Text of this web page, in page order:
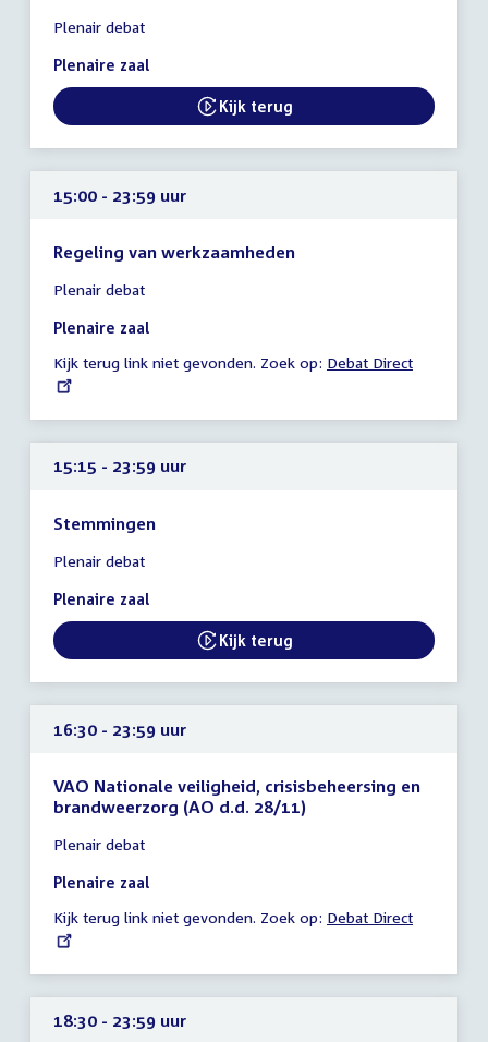
vergadering
14:00
23:59
uur
Plenair debat
Plenaire zaal
External link:
Kijk terug
15:00 - 23:59 uur
Regeling van werkzaamheden
vergadering
15:00
23:59
uur
Plenair debat
Plenaire zaal
Kijk terug link niet gevonden. Zoek op: External
Debat Direct
15:15 - 23:59 uur
Stemmingen
vergadering
15:15
23:59
uur
Plenair debat
Plenaire zaal
External link:
Kijk terug
16:30 - 23:59 uur
VAO Nationale veiligheid, crisisbeheersing en
brandweerzorg (AO d.d. 28/11)
vergadering
16:30
23:59
uur
Plenair debat
Plenaire zaal
Kijk terug link niet gevonden. Zoek op: External
Debat Direct
18:30 - 23:59 uur